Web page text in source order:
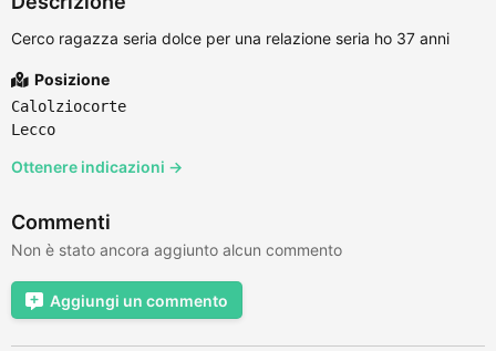
Cerco ragazza seria dolce per una relazione seria ho 37 anni
Posizione
Calolziocorte
Lecco
Ottenere indicazioni →
Commenti
Non è stato ancora aggiunto alcun commento
Aggiungi un commento